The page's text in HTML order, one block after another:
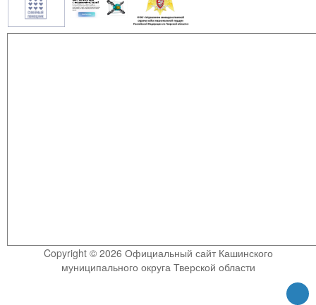
Copyright © 2026 Официальный сайт Кашинского
муниципального округа Тверской области